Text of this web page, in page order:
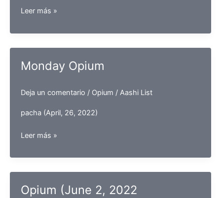
Thursday
Leer más »
Monday Opium
Deja un comentario / Opium / Aashi List
pacha (April, 26, 2022)
Monday
Leer más »
Opium (June 2, 2022